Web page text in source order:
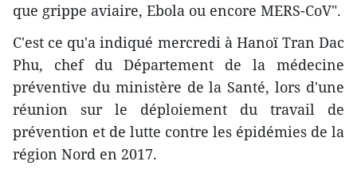
que grippe aviaire, Ebola ou encore MERS-CoV".
C'est ce qu'a indiqué mercredi à Hanoï Tran Dac
Phu, chef du Département de la médecine
préventive du ministère de la Santé, lors d'une
réunion sur le déploiement du travail de
prévention et de lutte contre les épidémies de la
région Nord en 2017.